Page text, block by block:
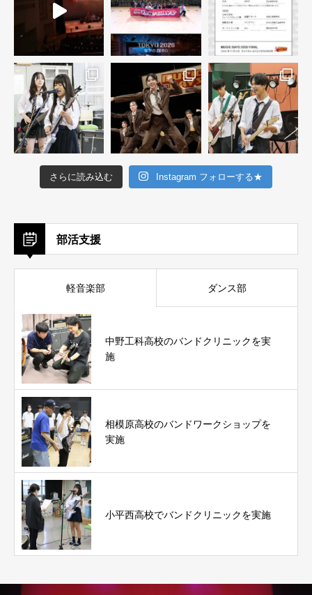
さらに読み込む Instagram フォローする★
部活支援
軽音楽部 ダンス部
中野工科高校のバンドクリニックを実
施
相模原高校のバンドワークショップを
実施
小平西高校でバンドクリニックを実施